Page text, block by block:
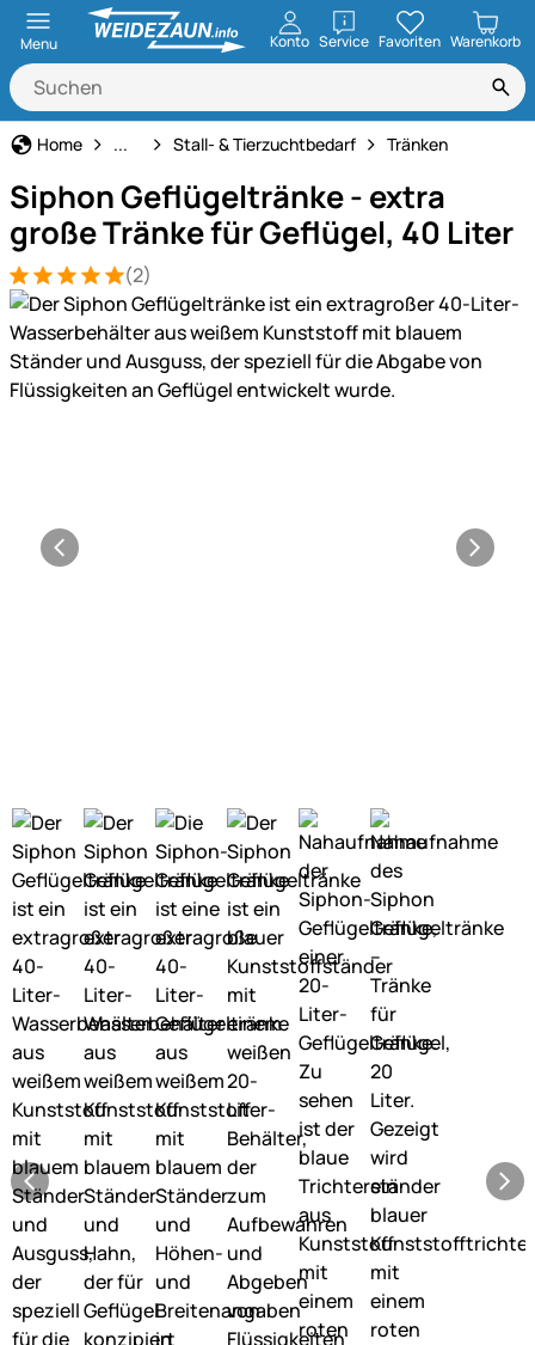
Menu Konto ServiceöffnenFavoriten Warenkorb
Home Haus und Hof
... Stall- & Tierzuchtbedarf Tränken
Siphon Geflügeltränke - extra
große Tränke für Geflügel, 40 Liter
Bewertung: 5 von 5 (2 Bewertungen)
2 Bewertungen
(2)
Produktgalerie